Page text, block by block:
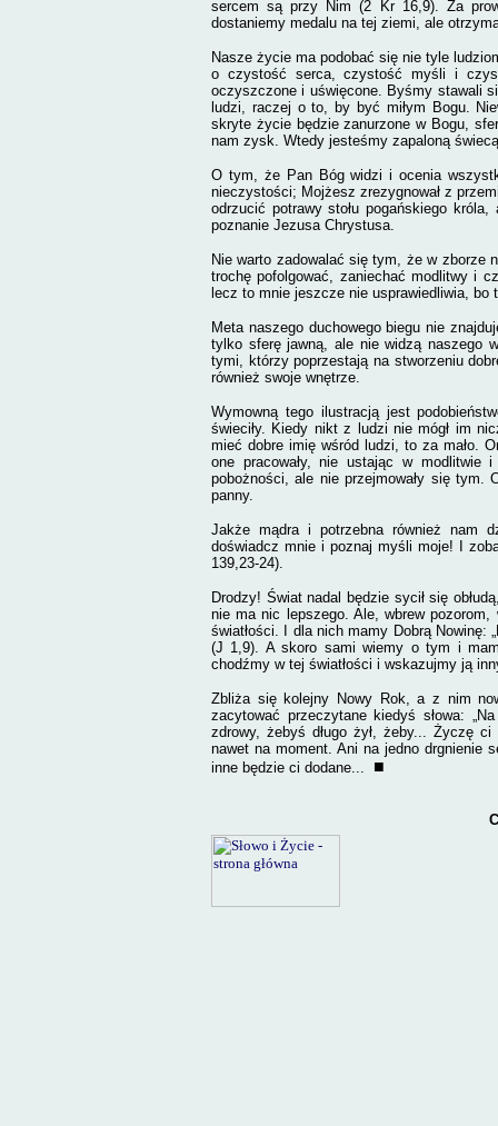
sercem są przy Nim (2 Kr 16,9). Za
dostaniemy medalu na tej ziemi, ale
Nasze życie ma podobać się nie tyle
o czystość serca, czystość myśli i
oczyszczone i uświęcone. Byśmy stawali
ludzi, raczej o to, by być miłym Bogu.
skryte życie będzie zanurzone w Bogu,
nam zysk. Wtedy jesteśmy zapaloną
O tym, że Pan Bóg widzi i ocenia
nieczystości; Mojżesz zrezygnował z
odrzucić potrawy stołu pogańskiego
poznanie Jezusa Chrystusa.
Nie warto zadowalać się tym, że w zborze
trochę pofolgować, zaniechać modlitwy i
lecz to mnie jeszcze nie usprawiedliwia,
Meta naszego duchowego biegu nie
tylko sferę jawną, ale nie widzą naszego
tymi, którzy poprzestają na stworzeniu
również swoje wnętrze.
Wymowną tego ilustracją jest
świeciły. Kiedy nikt z ludzi nie mógł im
mieć dobre imię wśród ludzi, to za mało.
one pracowały, nie ustając w
pobożności, ale nie przejmowały się tym.
panny.
Jakże mądra i potrzebna również nam
doświadcz mnie i poznaj myśli moje! I
139,23-24).
Drodzy! Świat nadal będzie sycił się
nie ma nic lepszego. Ale, wbrew
światłości. I dla nich mamy Dobrą Nowinę:
(J 1,9). A skoro sami wiemy o tym i
chodźmy w tej światłości i wskazujmy ją
Zbliża się kolejny Nowy Rok, a z nim
zacytować przeczytane kiedyś słowa: „
zdrowy, żebyś długo żył, żeby... Życzę
nawet na moment. Ani na jedno drgnienie
inne będzie ci dodane... ■